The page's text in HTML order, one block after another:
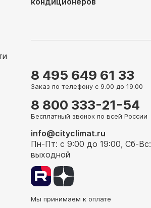
8 495 649 61 33
Заказ по телефону с 9.00 до 19.00
8 800 333-21-54
Бесплатный звонок по всей России
info@cityclimat.ru
Пн-Пт: с 9:00 до 19:00, Сб-Вс:
выходной
Мы принимаем к оплате